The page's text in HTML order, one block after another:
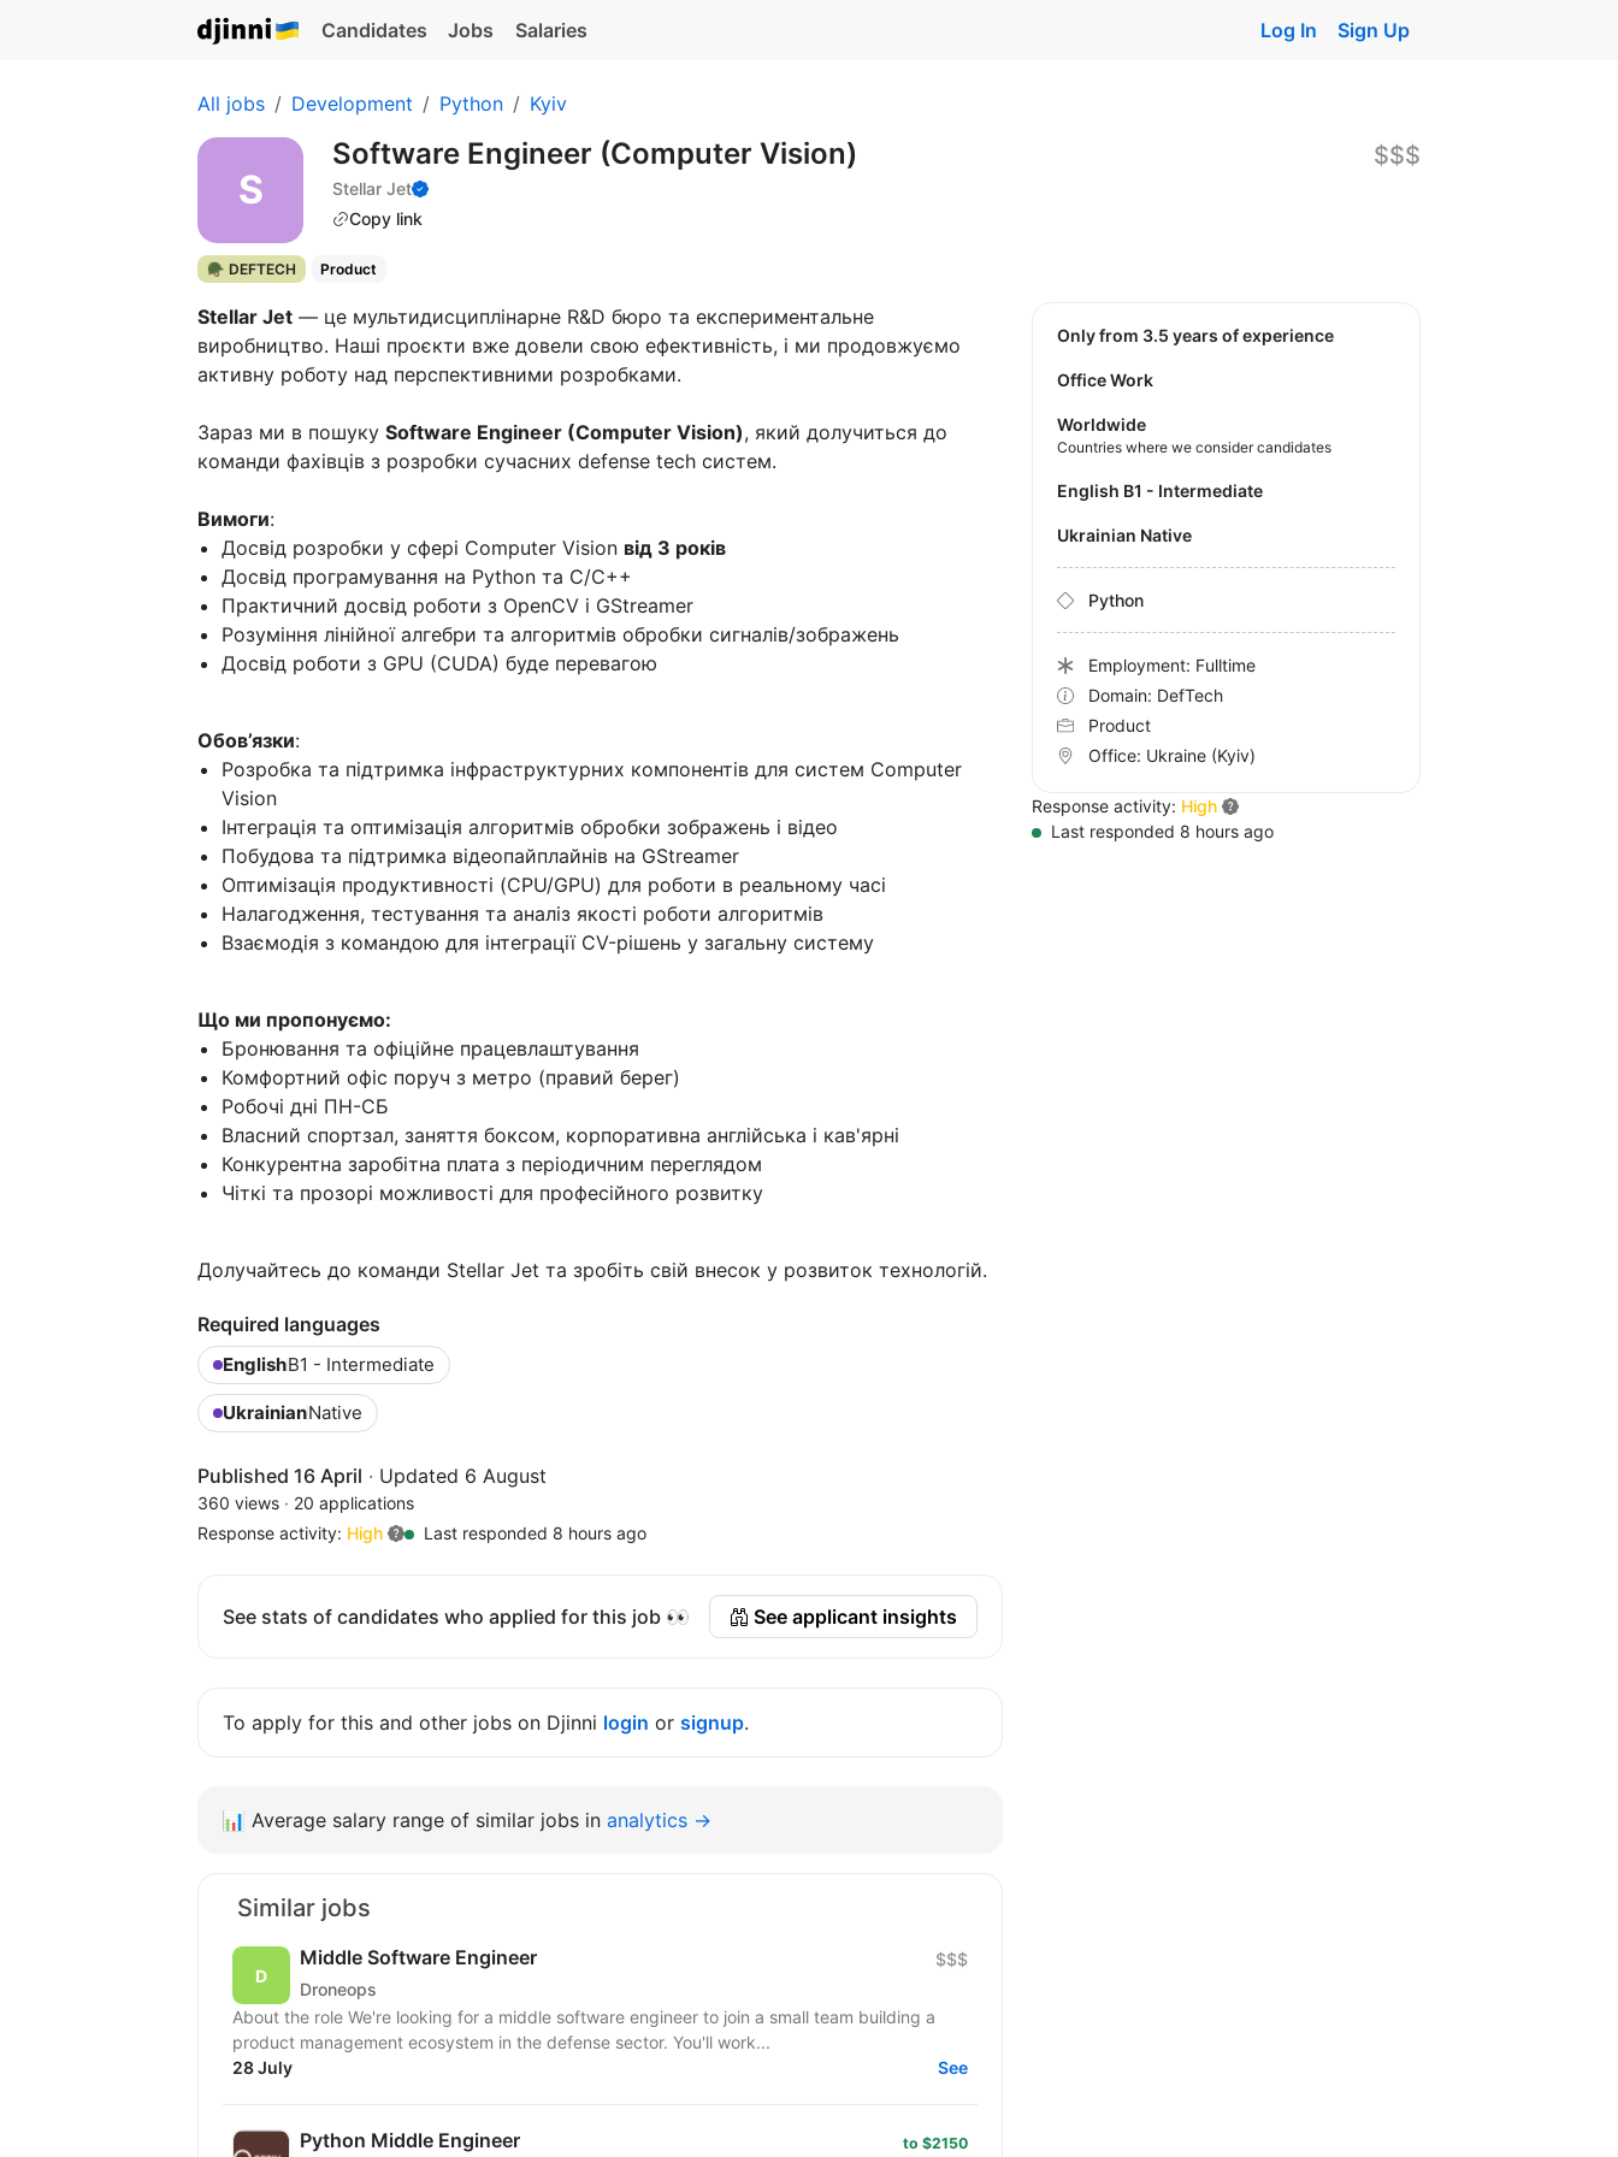
Candidates Jobs Salaries Log In Sign Up
All jobs Development Python Kyiv
Software Engineer (Computer Vision)
Stellar Jet
Copy link
$$$
🪖 DEFTECH Product
Stellar Jet — це мультидисциплінарне R&D бюро та експериментальне
виробництво. Наші проєкти вже довели свою ефективність, і ми продовжуємо
активну роботу над перспективними розробками.
Зараз ми в пошуку Software Engineer (Computer Vision), який долучиться до
команди фахівців з розробки сучасних defense tech систем.
Вимоги:
Досвід розробки у сфері Computer Vision від 3 років
Досвід програмування на Python та C/C++
Практичний досвід роботи з OpenCV і GStreamer
Розуміння лінійної алгебри та алгоритмів обробки сигналів/зображень
Досвід роботи з GPU (CUDA) буде перевагою
Обов’язки:
Розробка та підтримка інфраструктурних компонентів для систем Computer
Vision
Інтеграція та оптимізація алгоритмів обробки зображень і відео
Побудова та підтримка відеопайплайнів на GStreamer
Оптимізація продуктивності (CPU/GPU) для роботи в реальному часі
Налагодження, тестування та аналіз якості роботи алгоритмів
Взаємодія з командою для інтеграції CV-рішень у загальну систему
Що ми пропонуємо:
Бронювання та офіційне працевлаштування
Комфортний офіс поруч з метро (правий берег)
Робочі дні ПН-СБ
Власний спортзал, заняття боксом, корпоративна англійська і кав'ярні
Конкурентна заробітна плата з періодичним переглядом
Чіткі та прозорі можливості для професійного розвитку
Долучайтесь до команди Stellar Jet та зробіть свій внесок у розвиток технологій.
Required languages
EnglishB1 - Intermediate
UkrainianNative
Published 16 April · Updated 6 August
360 views · 20 applications
Response activity: High Last responded 8 hours ago
See stats of candidates who applied for this job 👀 See applicant insights
To apply for this and other jobs on Djinni login or signup.
Only from 3.5 years of experience
Office Work
Worldwide
Countries where we consider candidates
English B1 - Intermediate
Ukrainian Native
Python
Employment: Fulltime
Domain: DefTech
Product
Office: Ukraine (Kyiv)
Response activity: High
Last responded 8 hours ago
📊 Average salary range of similar jobs in analytics →
Similar jobs
Middle Software Engineer
Droneops
$$$
About the role We're looking for a middle software engineer to join a small team building a
product management ecosystem in the defense sector. You'll work...
28 July
See
Python Middle Engineer to $2150